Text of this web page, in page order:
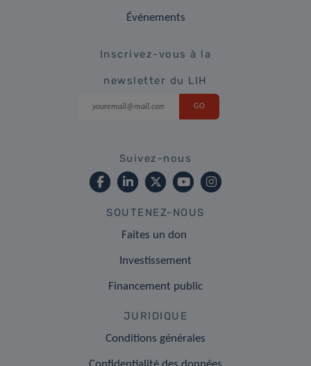
Événements
Inscrivez-vous à la
newsletter du LIH
Suivez-nous
SOUTENEZ-NOUS
Faites un don
Investissement
Financement public
JURIDIQUE
Conditions générales